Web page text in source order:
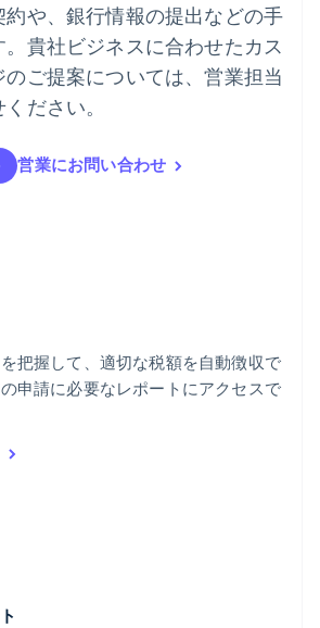
約や、銀行情報の提出などの手
貴社ビジネスに合わせたカス
のご提案については、営業担当
ださい。
営業にお問い合わせ
把握して、適切な税額を自動徴収で
申請に必要なレポートにアクセスで
ド